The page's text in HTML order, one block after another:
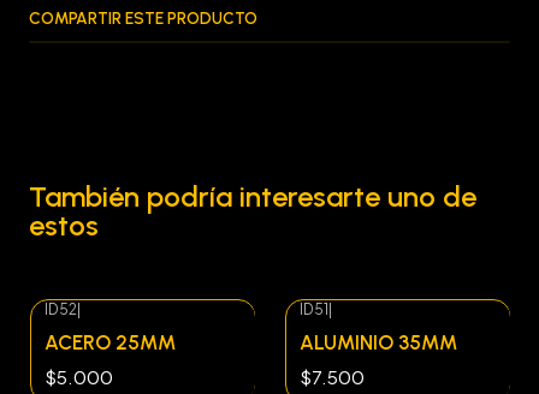
COMPARTIR ESTE PRODUCTO
También podría interesarte uno de
estos
ID52
ACERO 25MM
$5.000
ID51
ALUMINIO 35MM
$7.500